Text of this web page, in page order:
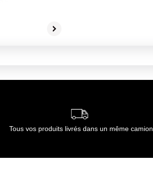
Tous vos produits livrés dans un même camion